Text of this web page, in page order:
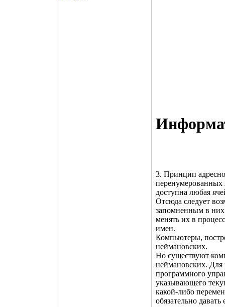
3. Принцип
перенумерованных
доступна любая
Отсюда следует
запомненным в них
менять их в
имен.
Компьютеры,
неймановских.
Но существуют
неймановских.
программного
указывающего
какой-либо
обязательно